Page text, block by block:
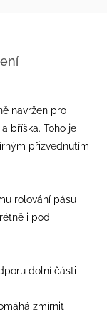
navržen pro
bříška. Toho je
přizvednutím
rolování pásu
i pod
dolní části
zmírnit